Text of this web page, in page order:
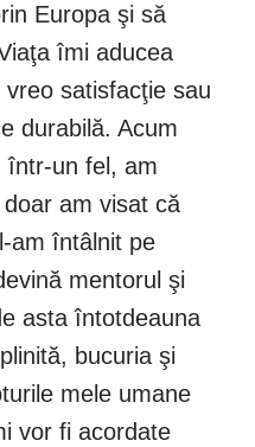
Europa şi să
îmi aducea
satisfacţie sau
durabilă. Acum
într-un fel, am
am visat că
am întâlnit pe
mentorul şi
asta întotdeauna
bucuria şi
mele umane
vor fi acordate